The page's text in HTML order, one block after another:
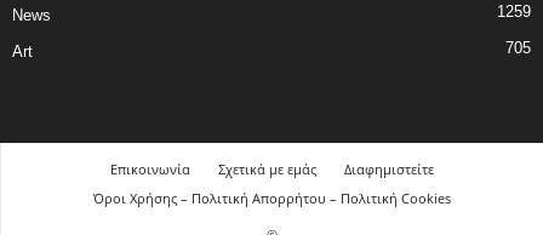
News 1259
Art 705
Επικοινωνία Σχετικά με εμάς
Διαφημιστείτε
Όροι Χρήσης – Πολιτική Απορρήτου – Πολιτική Cookies